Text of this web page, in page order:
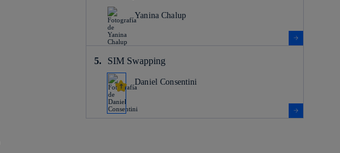
Yanina Chalup
SIM Swapping
Daniel Consentini